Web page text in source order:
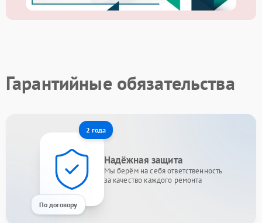
Гарантийные обязательства
2 года
По договору
Надёжная защита
Мы берём на себя ответственность
за качество каждого ремонта